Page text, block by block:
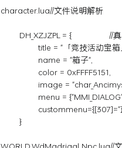
character.lua//文件说明解析
DH_XZJZPL = { //真实
title = "「竞技活动宝箱
name = "箱子
color =
image =
menu =
custommenu={[307]="蓝纸
}